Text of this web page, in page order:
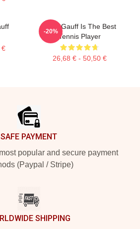
€
Coco Gauff Is The Best
Tennis Player
26,68 € - 50,50 €
-20%
SAFE PAYMENT
popular and secure payment
(Paypal / Stripe)
SHIPPING